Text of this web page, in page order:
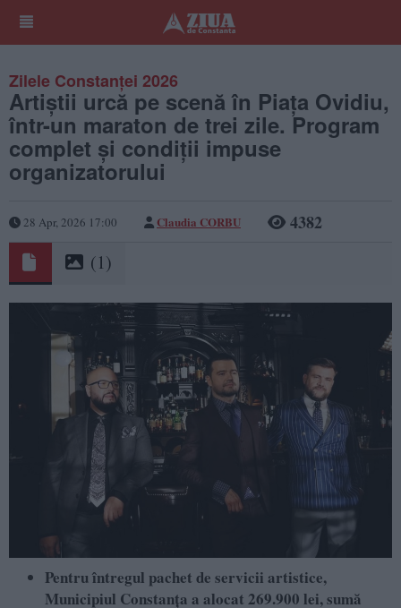
Zilele Constanței 2026
Artiștii urcă pe scenă în Piața Ovidiu,
într-un maraton de trei zile. Program
complet și condiții impuse
organizatorului
28 Apr, 2026 17:00 Claudia CORBU 4382
(1)
Pentru întregul pachet de servicii artistice,
Municipiul Constanța a alocat 269.900 lei, sumă